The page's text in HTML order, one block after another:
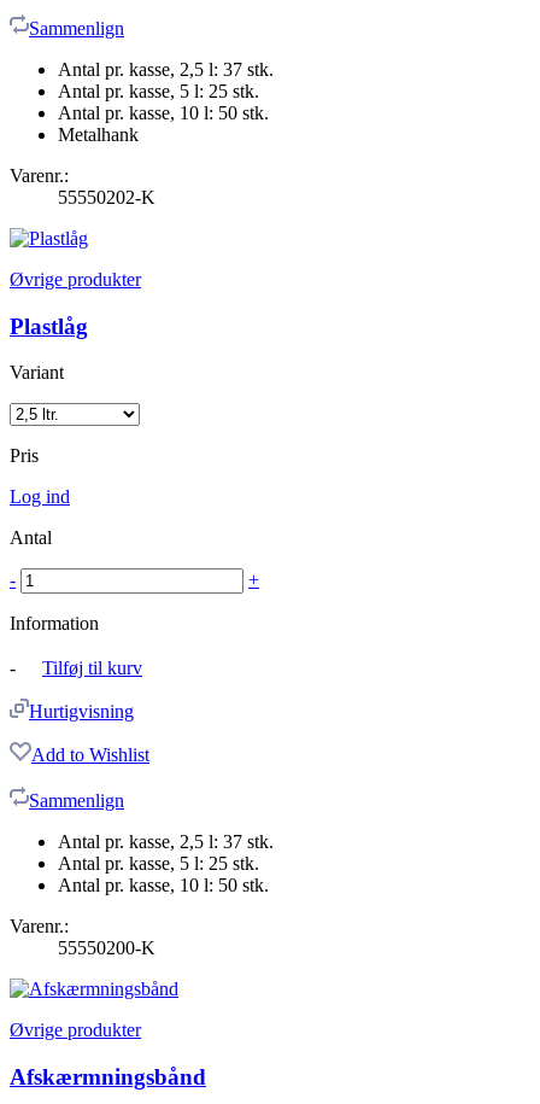
Sammenlign
Antal pr. kasse, 2,5 l: 37 stk.
Antal pr. kasse, 5 l: 25 stk.
Antal pr. kasse, 10 l: 50 stk.
Metalhank
Varenr.:
55550202-K
Øvrige produkter
Plastlåg
Variant
Pris
Log ind
Antal
- +
Information
- Tilføj til kurv
Hurtigvisning
Add to Wishlist
Sammenlign
Antal pr. kasse, 2,5 l: 37 stk.
Antal pr. kasse, 5 l: 25 stk.
Antal pr. kasse, 10 l: 50 stk.
Varenr.:
55550200-K
Øvrige produkter
Afskærmningsbånd